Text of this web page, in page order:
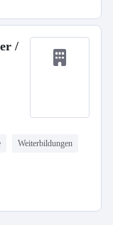
/
Weiterbildungen